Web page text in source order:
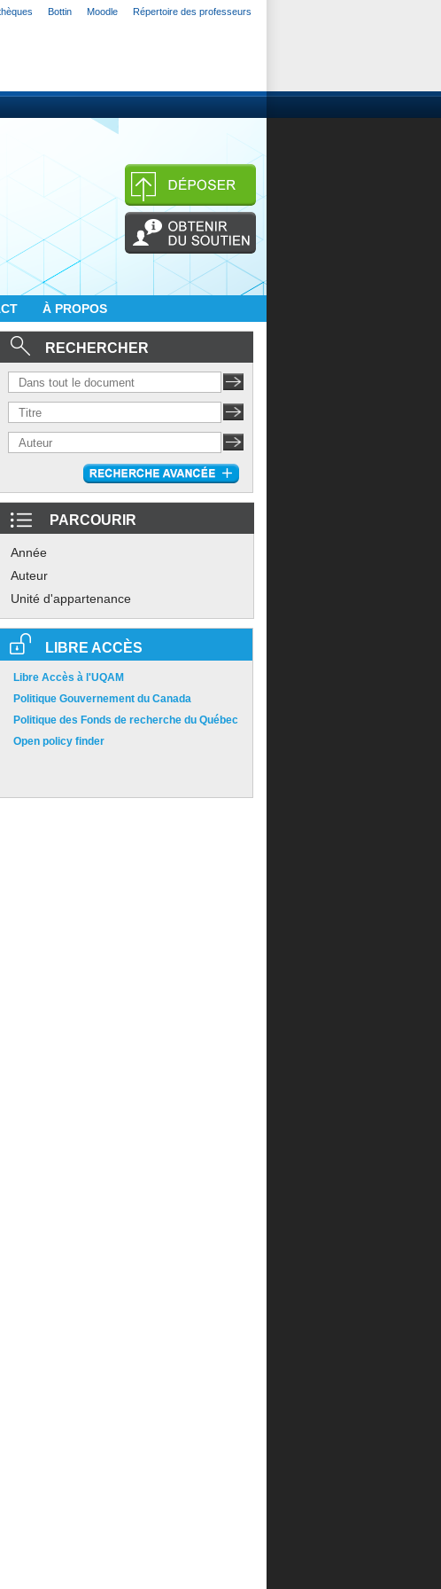
Bottin Moodle Répertoire des professeurs
À PROPOS
RECHERCHER
PARCOURIR
Année
Auteur
Unité d'appartenance
LIBRE ACCÈS
Libre Accès à l'UQAM
Politique Gouvernement du Canada
Politique des Fonds de recherche du Québec
Open policy finder